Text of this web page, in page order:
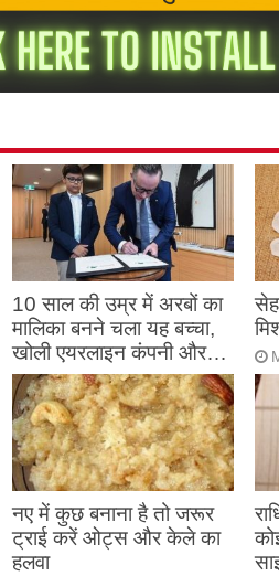
10 साल की उम्र में अरबों का
मालिका बनने चला यह बच्चा,
खोली एयरलाइन कंपनी और…
March 31, 2019
नए में कुछ बनाना है तो जरूर
ट्राई करें ओट्स और केले का
हलवा